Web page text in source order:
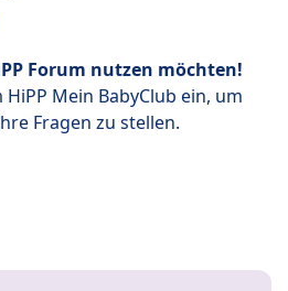
Forum nutzen möchten!
Mein BabyClub ein, um
Fragen zu stellen.